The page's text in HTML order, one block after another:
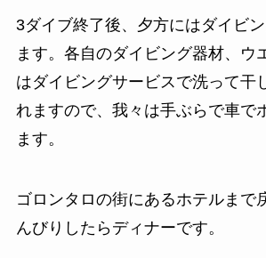
3ダイブ終了後、夕方にはダイビ
ます。各自のダイビング器材、ウ
はダイビングサービスで洗って干
れますので、我々は手ぶらで車で
ます。
ゴロンタロの街にあるホテルまで
んびりしたらディナーです。